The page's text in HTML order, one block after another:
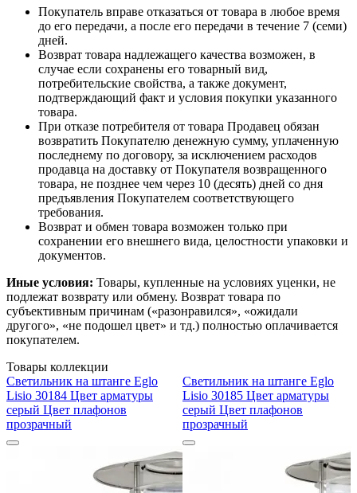
Покупатель вправе отказаться от товара в любое время
до его передачи, а после его передачи в течение 7 (семи)
дней.
Возврат товара надлежащего качества возможен, в
случае если сохранены его товарный вид,
потребительские свойства, а также документ,
подтверждающий факт и условия покупки указанного
товара.
При отказе потребителя от товара Продавец обязан
возвратить Покупателю денежную сумму, уплаченную
последнему по договору, за исключением расходов
продавца на доставку от Покупателя возвращенного
товара, не позднее чем через 10 (десять) дней со дня
предъявления Покупателем соответствующего
требования.
Возврат и обмен товара возможен только при
сохранении его внешнего вида, целостности упаковки и
документов.
Иные условия: Товары, купленные на условиях уценки, не
подлежат возврату или обмену. Возврат товара по
субъективным причинам («разонравился», «ожидали
другого», «не подошел цвет» и тд.) полностью оплачивается
покупателем.
Товары коллекции
Светильник на штанге Eglo
Lisio 30184 Цвет арматуры
серый Цвет плафонов
прозрачный
Светильник на штанге Eglo
Lisio 30185 Цвет арматуры
серый Цвет плафонов
прозрачный